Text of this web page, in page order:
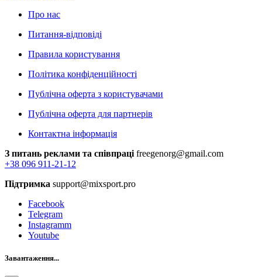
Про нас
Питання-відповіді
Правила користування
Політика конфіденційності
Публічна оферта з користувачами
Публічна оферта для партнерів
Контактна інформація
З питань реклами та співпраці freegenorg@gmail.com
+38 096 911-21-12
Підтримка support@mixsport.pro
Facebook
Telegram
Instagramm
Youtube
Завантаження...